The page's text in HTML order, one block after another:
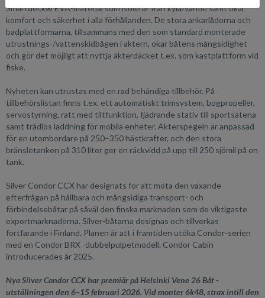
Smartdeck® EVA-material som isolerar från kyla/värme samt ökar
komfort och säkerhet i alla förhållanden. De stora ankarlådorna och
badplattformarna, tillsammans med den som standard monterade
utrustnings-/vattenskidbågen i aktern, ökar båtens mångsidighet
och gör det möjligt att nyttja akterdäcket t.ex. som kastplattform vid
fiske.
Nyheten kan utrustas med en rad behändiga tillbehör. På
tillbehörslistan finns t.ex. ett automatiskt trimsystem, bogpropeller,
servostyrning, ratt med tiltfunktion, fjädrande stativ till sportsätena
samt trådlös laddning för mobila enheter. Akterspegeln är anpassad
för en utombordare på 250–350 hästkrafter, och den stora
bränsletanken på 310 liter ger en räckvidd på upp till 250 sjömil på en
tank.
Silver Condor CCX har designats för att möta den växande
efterfrågan på hållbara och mångsidiga transport- och
förbindelsebåtar på såväl den finska marknaden som de viktigaste
exportmarknaderna. Silver-båtarna designas och tillverkas
fortfarande i Finland. Planen är att i framtiden utöka Condor-serien
med en Condor BRX -dubbelpulpetmodell. Condor Cabin
introducerades år 2025.
Nya Silver Condor CCX har premiär på Helsinki Vene 26 Båt -
utställningen den 6–15 februari 2026. Vid monter 6k48, strax intill den